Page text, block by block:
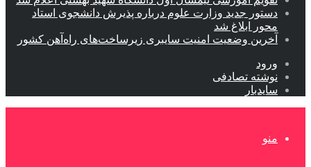
دستور جدید وزارت علوم درباره پذیرش دانشجوی استاد
محور ابلاغ شد
آخرین وضعیت امنیت سایبری زیرساخت‌های راه‌آهن کشور
ورود
نوشته تصادفی
سایدبار
منو